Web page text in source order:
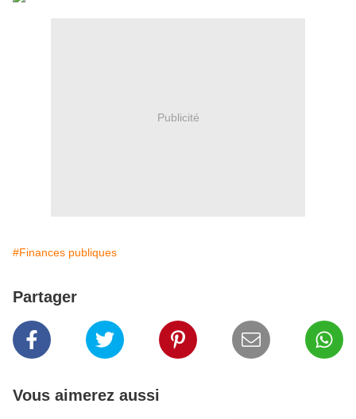
Publicité
#Finances publiques
Partager
Vous aimerez aussi